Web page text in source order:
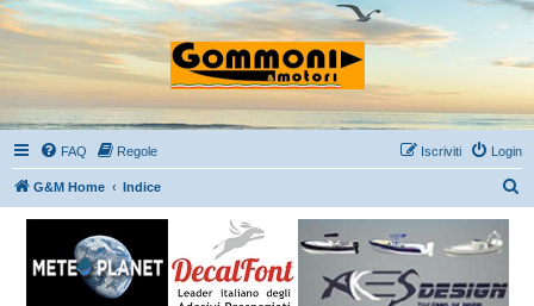
FAQ Regole Login
Iscriviti
G&M Home Indice